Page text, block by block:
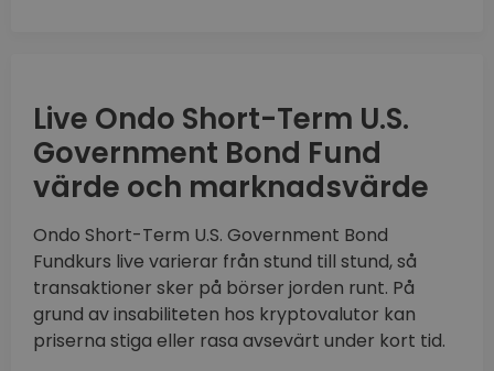
Live Ondo Short-Term U.S.
Government Bond Fund
värde och marknadsvärde
Ondo Short-Term U.S. Government Bond
Fundkurs live varierar från stund till stund, så
transaktioner sker på börser jorden runt. På
grund av insabiliteten hos kryptovalutor kan
priserna stiga eller rasa avsevärt under kort tid.